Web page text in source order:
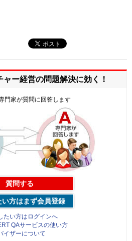
ャー経営の問題解決に効く！
門家が質問に回答します
質問する
い方はまず会員登録
たい方はログインへ
QAサービスの使い方
イザーについて